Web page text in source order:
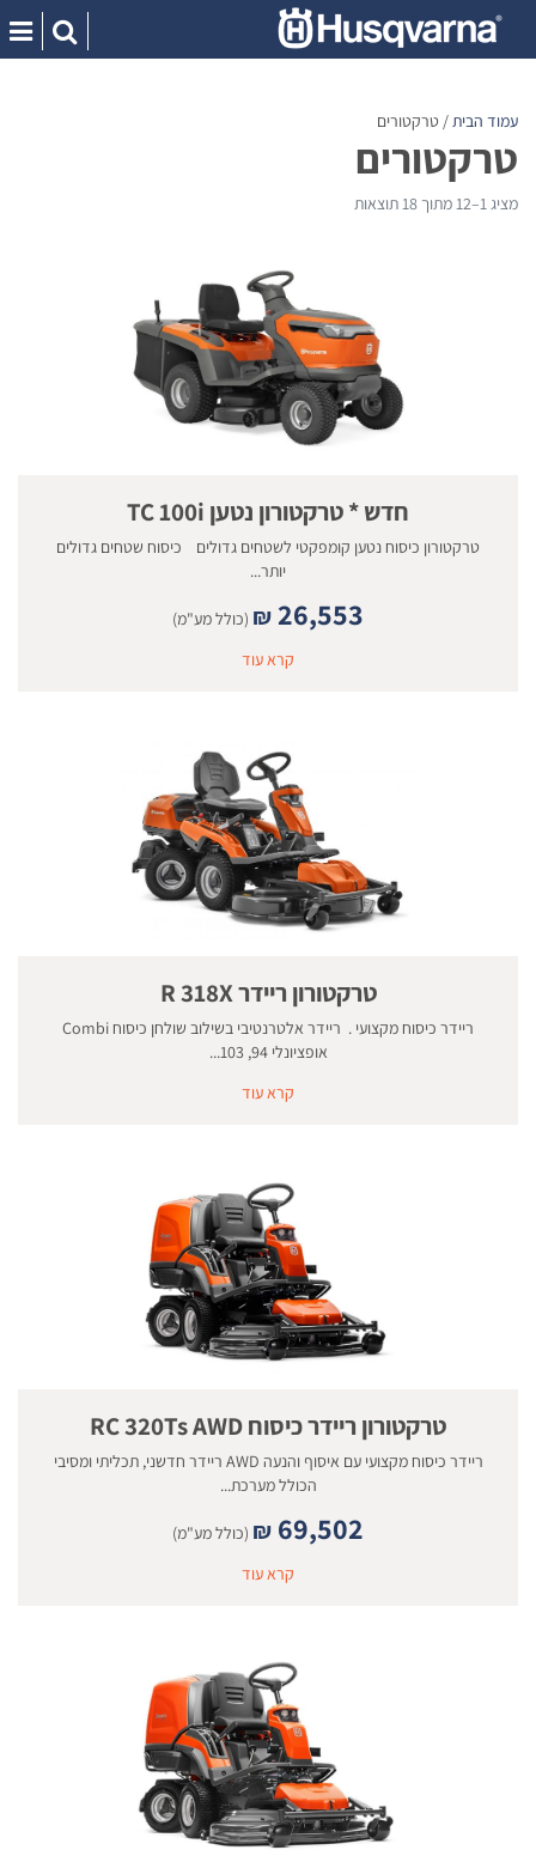
content
עמוד הבית/ טרקטורים
טרקטורים
מציג 1–12 מתוך 18 תוצאות
חדש * טרקטורון נטען TC 100i
טרקטורון כיסוח נטען קומפקטי לשטחים גדולים כיסוח שטחים גדולים
יותר...
₪ 26,553
(כולל מע"מ)
קרא עוד
טרקטורון ריידר R 318X
ריידר כיסוח מקצועי . ריידר אלטרנטיבי בשילוב שולחן כיסוח Combi
אופציונלי 94, 103...
קרא עוד
טרקטורון ריידר כיסוח RC 320Ts AWD
ריידר כיסוח מקצועי עם איסוף והנעה AWD ריידר חדשני, תכליתי ומסיבי
הכולל מערכת...
₪ 69,502
(כולל מע"מ)
קרא עוד